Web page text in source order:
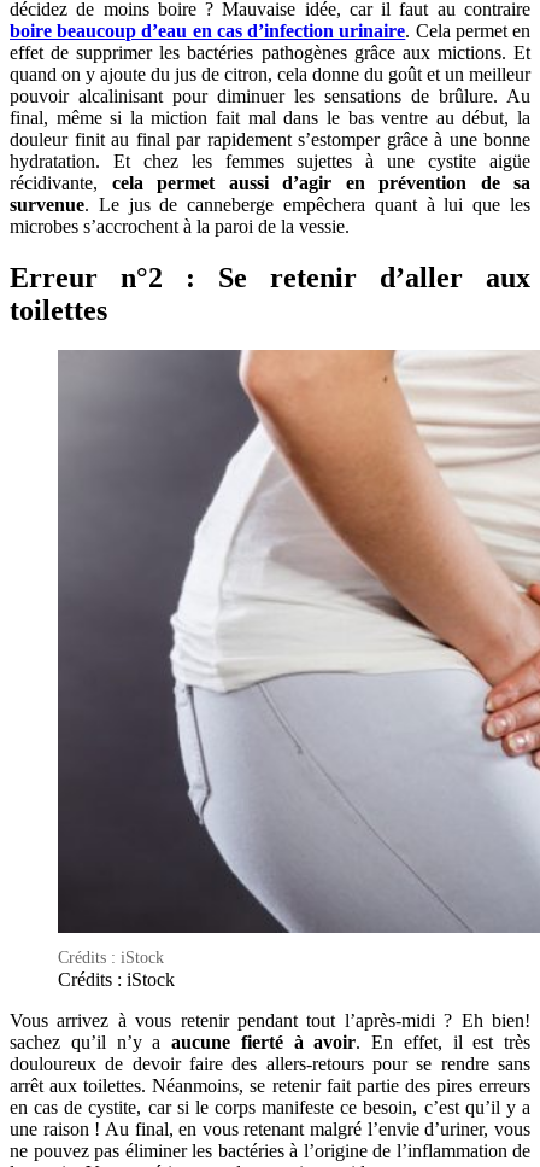
décidez de moins boire ? Mauvaise idée, car il faut au contraire
boire beaucoup d’eau en cas d’infection urinaire. Cela permet en
effet de supprimer les bactéries pathogènes grâce aux mictions. Et
quand on y ajoute du jus de citron, cela donne du goût et un meilleur
pouvoir alcalinisant pour diminuer les sensations de brûlure. Au
final, même si la miction fait mal dans le bas ventre au début, la
douleur finit au final par rapidement s’estomper grâce à une bonne
hydratation. Et chez les femmes sujettes à une cystite aigüe
récidivante, cela permet aussi d’agir en prévention de sa
survenue. Le jus de canneberge empêchera quant à lui que les
microbes s’accrochent à la paroi de la vessie.
Erreur n°2 : Se retenir d’aller aux
toilettes
Crédits : iStock
Crédits : iStock
Vous arrivez à vous retenir pendant tout l’après-midi ? Eh bien!
sachez qu’il n’y a aucune fierté à avoir. En effet, il est très
douloureux de devoir faire des allers-retours pour se rendre sans
arrêt aux toilettes. Néanmoins, se retenir fait partie des pires erreurs
en cas de cystite, car si le corps manifeste ce besoin, c’est qu’il y a
une raison ! Au final, en vous retenant malgré l’envie d’uriner, vous
ne pouvez pas éliminer les bactéries à l’origine de l’inflammation de